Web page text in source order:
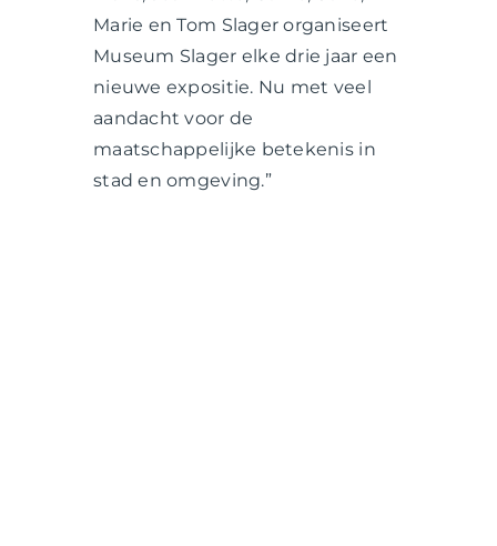
Marie en Tom Slager organiseert
Museum Slager elke drie jaar een
nieuwe expositie. Nu met veel
aandacht voor de
maatschappelijke betekenis in
stad en omgeving.”